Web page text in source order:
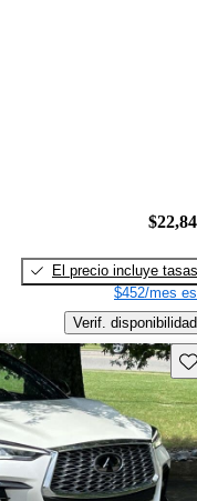
El precio incluye tasas
$452/mes
Verif. disponibilidad